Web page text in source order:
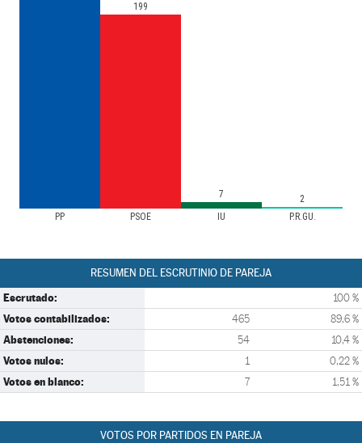
PP PSOE IU P.R.GU.
199
7 2
RESUMEN DEL ESCRUTINIO DE PAREJA
Escrutado: 100 %
Votos contabilizados: 465 89,6 %
Abstenciones: 54 10,4 %
Votos nulos: 1 0,22 %
Votos en blanco: 7 1,51 %
VOTOS POR PARTIDOS EN PAREJA